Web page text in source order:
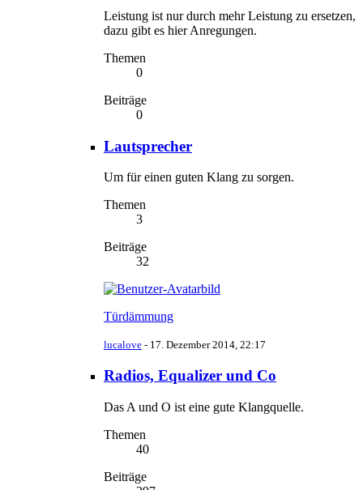
Leistung ist nur durch mehr Leistung zu ersetzen,
dazu gibt es hier Anregungen.
Themen
0
Beiträge
0
Lautsprecher
Um für einen guten Klang zu sorgen.
Themen
3
Beiträge
32
Türdämmung
lucalove - 17. Dezember 2014, 22:17
Radios, Equalizer und Co
Das A und O ist eine gute Klangquelle.
Themen
40
Beiträge